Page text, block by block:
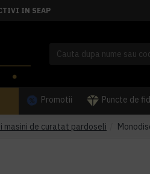
IN SEAP
Promotii Puncte de
de curatat pardoseli